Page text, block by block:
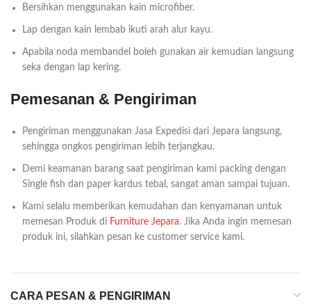
Bersihkan menggunakan kain microfiber.
Lap dengan kain lembab ikuti arah alur kayu.
Apabila noda membandel boleh gunakan air kemudian langsung
seka dengan lap kering.
Pemesanan & Pengiriman
Pengiriman menggunakan Jasa Expedisi dari Jepara langsung,
sehingga ongkos pengiriman lebih terjangkau.
Demi keamanan barang saat pengiriman kami packing dengan
Single fish dan paper kardus tebal, sangat aman sampai tujuan.
Kami selalu memberikan kemudahan dan kenyamanan untuk
memesan Produk di Furniture Jepara. Jika Anda ingin memesan
produk ini, silahkan pesan ke customer service kami.
CARA PESAN & PENGIRIMAN